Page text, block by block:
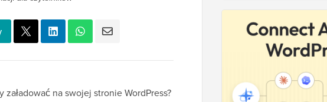
na swojej stronie WordPress?